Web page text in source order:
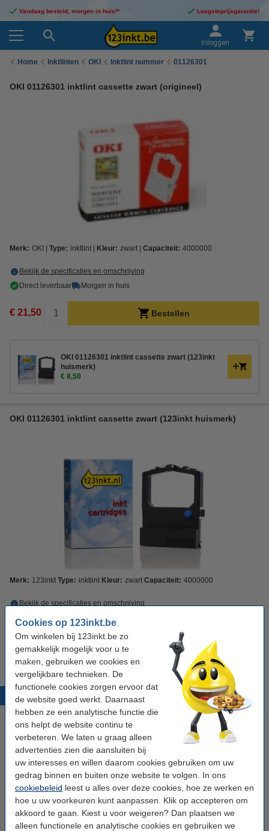
Cookies op 123inkt.be
Om winkelen bij 123inkt.be zo
gemakkelijk mogelijk voor u te
maken, gebruiken we cookies en
vergelijkbare technieken. De
functionele cookies zorgen ervoor dat
de website goed werkt. Daarnaast
hebben ze een analytische functie die
ons helpt de website continu te
verbeteren. We laten u graag alleen
advertenties zien die aansluiten bij
uw interesses en willen daarom cookies gebruiken om uw
gedrag binnen en buiten onze website te volgen. In ons
cookiebeleid leest u alles over deze cookies, hoe ze werken en
hoe u uw voorkeuren kunt aanpassen. Klik op accepteren om
akkoord te gaan. Kiest u voor weigeren? Dan plaatsen we
alleen functionele en analytische cookies en gebruiken we
Vandaag besteld, morgen in huis!* Laagsteprijsgarantie!
Inloggen
Home Inktlinten OKI Inktlint nummer 01126301
OKI 01126301 inktlint cassette zwart (origineel)
Merk: OKI Type: inktlint Kleur: zwart Capaciteit: 4000000
Bekijk de specificaties en omschrijving
Direct leverbaar
Morgen in huis
€ 21,50 Bestellen
OKI 01126301 inktlint cassette zwart (123inkt
huismerk)
€ 8,50
OKI 01126301 inktlint cassette zwart (123inkt huismerk)
Merk: 123inkt Type: inktlint Kleur: zwart Capaciteit: 4000000
Bekijk de specificaties en omschrijving
Direct leverbaar
Morgen in huis
Bestellen
Populaire producten
OKI 01126301 inktlint cassette
zwart (123inkt huismerk)
HP 05A (CE505A) toner zwart
(origineel)